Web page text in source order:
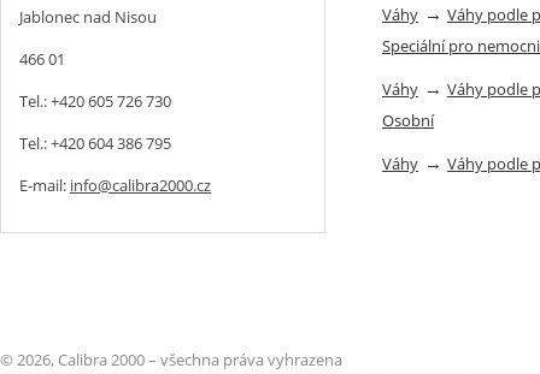
Váhy → Váhy podle
Speciální pro
Váhy → Váhy podle
Osobní
Váhy → Váhy podle
Jablonec nad Nisou
466 01
Tel.: +420 605 726 730
Tel.: +420 604 386 795
E-mail: info@calibra2000.cz
© 2026, Calibra 2000 – všechna práva vyhrazena